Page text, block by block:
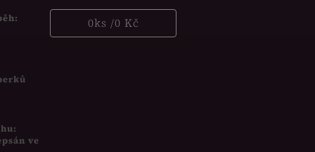
ve
0ks /0 Kč